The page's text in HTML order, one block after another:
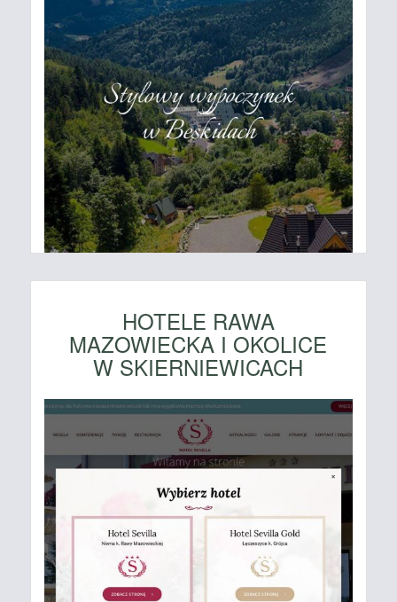
HOTELE RAWA
MAZOWIECKA I OKOLICE
W SKIERNIEWICACH